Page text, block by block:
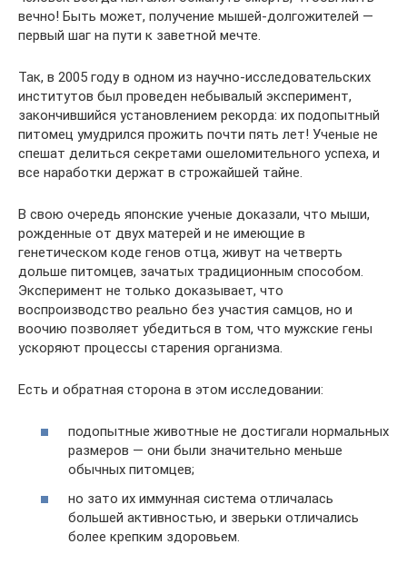
вечно! Быть может, получение мышей-долгожителей —
первый шаг на пути к заветной мечте.
Так, в 2005 году в одном из научно-исследовательских
институтов был проведен небывалый эксперимент,
закончившийся установлением рекорда: их подопытный
питомец умудрился прожить почти пять лет! Ученые не
спешат делиться секретами ошеломительного успеха, и
все наработки держат в строжайшей тайне.
В свою очередь японские ученые доказали, что мыши,
рожденные от двух матерей и не имеющие в
генетическом коде генов отца, живут на четверть
дольше питомцев, зачатых традиционным способом.
Эксперимент не только доказывает, что
воспроизводство реально без участия самцов, но и
воочию позволяет убедиться в том, что мужские гены
ускоряют процессы старения организма.
Есть и обратная сторона в этом исследовании:
подопытные животные не достигали нормальных
размеров — они были значительно меньше
обычных питомцев;
но зато их иммунная система отличалась
большей активностью, и зверьки отличались
более крепким здоровьем.